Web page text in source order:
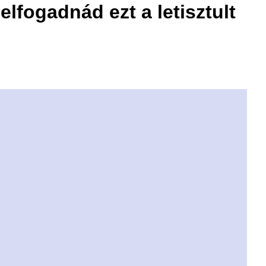
ezt a letisztult